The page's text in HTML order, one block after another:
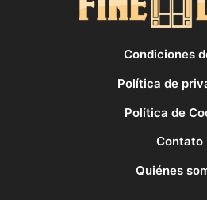
Condiciones
Política de
Política de
Contato
Quiénes